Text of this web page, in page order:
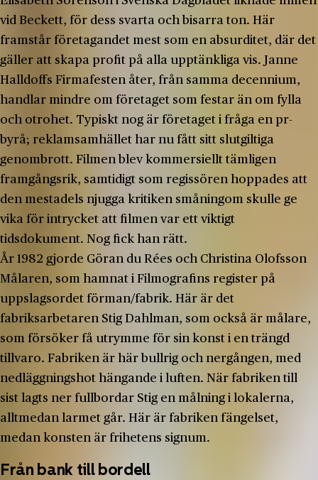
vid Beckett, för dess svarta och bisarra ton. Här
framstår företagandet mest som en absurditet, där det
gäller att skapa profit på alla upptänkliga vis. Janne
Halldoffs Firmafesten åter, från samma decennium,
handlar mindre om företaget som festar än om fylla
och otrohet. Typiskt nog är företaget i fråga en pr-
byrå; reklamsamhället har nu fått sitt slutgiltiga
genombrott. Filmen blev kommersiellt tämligen
framgångsrik, samtidigt som regissören hoppades att
den mestadels njugga kritiken småningom skulle ge
vika för intrycket att filmen var ett viktigt
tidsdokument. Nog fick han rätt.
År 1982 gjorde Göran du Rées och Christina Olofsson
Målaren, som hamnat i Filmografins register på
uppslagsordet förman/fabrik. Här är det
fabriksarbetaren Stig Dahlman, som också är målare,
som försöker få utrymme för sin konst i en trängd
tillvaro. Fabriken är här bullrig och nergången, med
nedläggningshot hängande i luften. När fabriken till
sist lagts ner fullbordar Stig en målning i lokalerna,
alltmedan larmet går. Här är fabriken fängelset,
medan konsten är frihetens signum.
Från bank till bordell